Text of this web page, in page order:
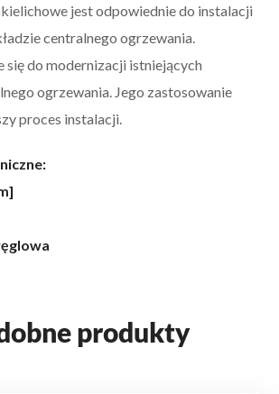
jest odpowiednie do instalacji
centralnego ogrzewania.
się do modernizacji istniejących
ogrzewania. Jego zastosowanie
proces instalacji.
produkty